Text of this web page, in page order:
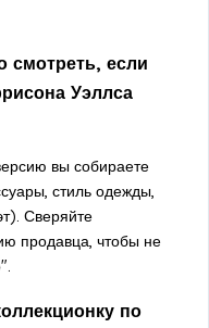
смотреть, если
Уэллса
вы собираете
стиль одежды,
Сверяйте
продавца, чтобы не
по